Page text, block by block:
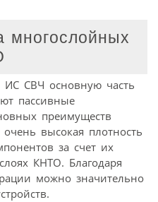
многослойных
СВЧ основную часть
пассивные
преимуществ
высокая плотность
за счет их
КНТО. Благодаря
можно значительно